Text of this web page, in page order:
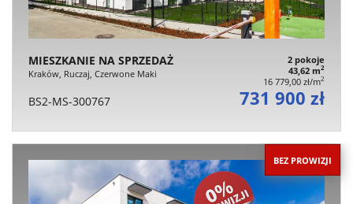
MIESZKANIE NA SPRZEDAŻ
Kraków, Ruczaj, Czerwone Maki
2 pokoje
43,62 m2
16 779,00 zł/m2
BS2-MS-300767 731 900 zł
BEZ PROWIZJI